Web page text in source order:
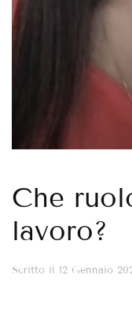
Che
lavoro?
Scritto il 12 Gennaio